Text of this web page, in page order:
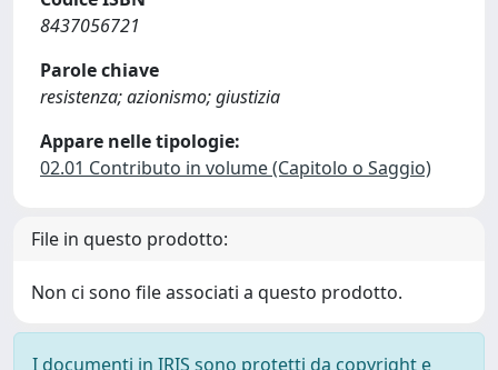
8437056721
Parole chiave
resistenza; azionismo; giustizia
Appare nelle tipologie:
02.01 Contributo in volume (Capitolo o Saggio)
File in questo prodotto:
Non ci sono file associati a questo prodotto.
I documenti in IRIS sono protetti da copyright e